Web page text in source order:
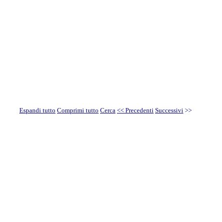
Espandi tutto Comprimi tutto Cerca << Precedenti Successivi >>